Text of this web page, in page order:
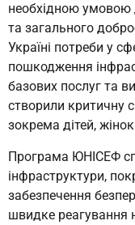
необхідною умовою
та загального
Україні потреби у
пошкодження
базових послуг та
створили критичну
зокрема дітей,
Програма ЮНІСЕФ
інфраструктури,
забезпечення
швидке реагування